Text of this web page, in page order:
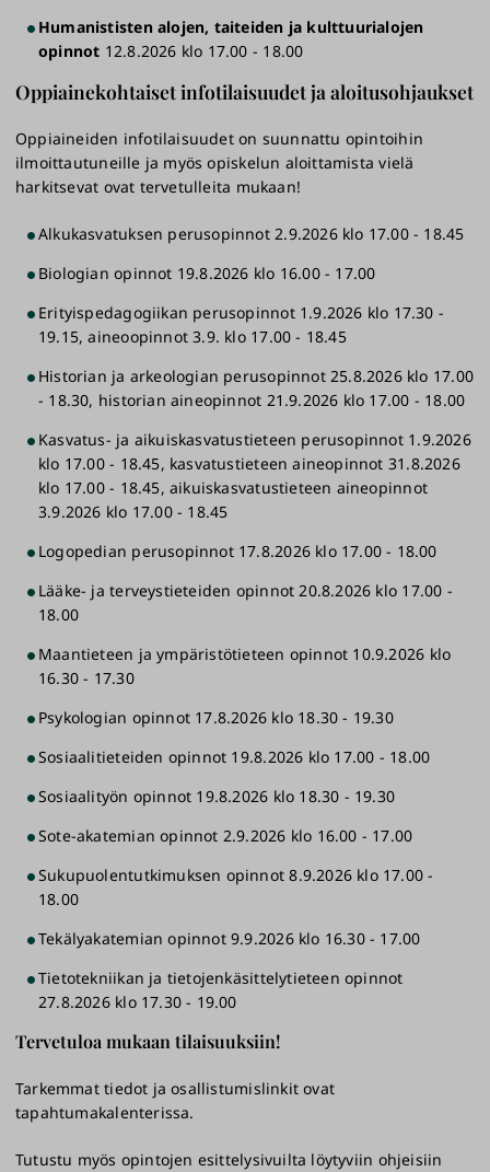
Humanististen alojen, taiteiden ja kulttuurialojen
opinnot 12.8.2026 klo 17.00 - 18.00
Oppiainekohtaiset infotilaisuudet ja aloitusohjaukset
Oppiaineiden infotilaisuudet on suunnattu opintoihin
ilmoittautuneille ja myös opiskelun aloittamista vielä
harkitsevat ovat tervetulleita mukaan!
Alkukasvatuksen perusopinnot 2.9.2026 klo 17.00 - 18.45
Biologian opinnot 19.8.2026 klo 16.00 - 17.00
Erityispedagogiikan perusopinnot 1.9.2026 klo 17.30 -
19.15, aineoopinnot 3.9. klo 17.00 - 18.45
Historian ja arkeologian perusopinnot 25.8.2026 klo 17.00
- 18.30, historian aineopinnot 21.9.2026 klo 17.00 - 18.00
Kasvatus- ja aikuiskasvatustieteen perusopinnot 1.9.2026
klo 17.00 - 18.45, kasvatustieteen aineopinnot 31.8.2026
klo 17.00 - 18.45, aikuiskasvatustieteen aineopinnot
3.9.2026 klo 17.00 - 18.45
Logopedian perusopinnot 17.8.2026 klo 17.00 - 18.00
Lääke- ja terveystieteiden opinnot 20.8.2026 klo 17.00 -
18.00
Maantieteen ja ympäristötieteen opinnot 10.9.2026 klo
16.30 - 17.30
Psykologian opinnot 17.8.2026 klo 18.30 - 19.30
Sosiaalitieteiden opinnot 19.8.2026 klo 17.00 - 18.00
Sosiaalityön opinnot 19.8.2026 klo 18.30 - 19.30
Sote-akatemian opinnot 2.9.2026 klo 16.00 - 17.00
Sukupuolentutkimuksen opinnot 8.9.2026 klo 17.00 -
18.00
Tekälyakatemian opinnot 9.9.2026 klo 16.30 - 17.00
Tietotekniikan ja tietojenkäsittelytieteen opinnot
27.8.2026 klo 17.30 - 19.00
Tervetuloa mukaan tilaisuuksiin!
Tarkemmat tiedot ja osallistumislinkit ovat
tapahtumakalenterissa.
Tutustu myös opintojen esittelysivuilta löytyviin ohjeisiin